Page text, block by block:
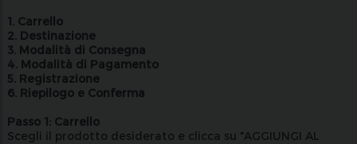
1. Carrello
2. Destinazione
3. Modalità di Consegna
4. Modalità di Pagamento
5. Registrazione
6. Riepilogo e Conferma
Passo 1: Carrello
Scegli il prodotto desiderato e clicca su "AGGIUNGI AL